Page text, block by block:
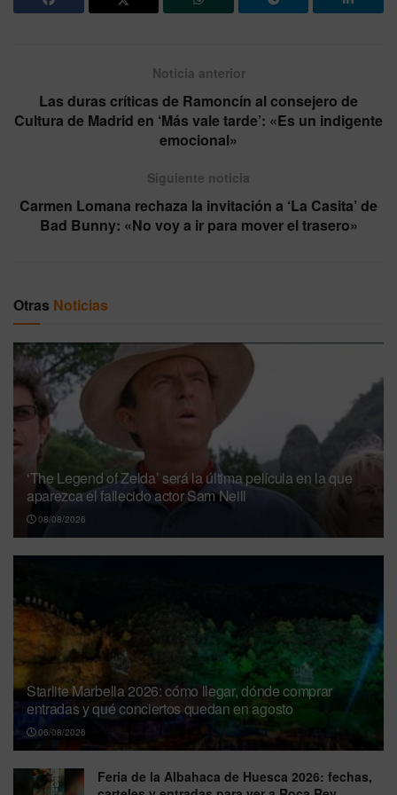
Noticia anterior
Las duras críticas de Ramoncín al consejero de
Cultura de Madrid en ‘Más vale tarde’: «Es un indigente
emocional»
Siguiente noticia
Carmen Lomana rechaza la invitación a ‘La Casita’ de
Bad Bunny: «No voy a ir para mover el trasero»
Otras Noticias
‘The Legend of Zelda’ será la última película en la que
aparezca el fallecido actor Sam Neill
08/08/2026
Starlite Marbella 2026: cómo llegar, dónde comprar
entradas y qué conciertos quedan en agosto
06/08/2026
Feria de la Albahaca de Huesca 2026: fechas,